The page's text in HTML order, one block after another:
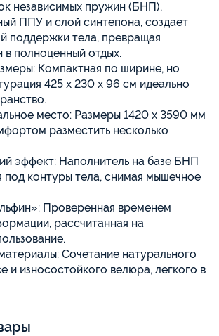
независимых пружин (БНП),
ППУ и слой синтепона, создает
поддержки тела, превращая
полноценный отдых.
Компактная по ширине, но
425 х 230 х 96 см идеально
место: Размеры 1420 х 3590 мм
разместить несколько
эффект: Наполнитель на базе БНП
под контуры тела, снимая мышечное
Проверенная временем
рассчитанная на
Сочетание натурального
и износостойкого велюра, легкого в